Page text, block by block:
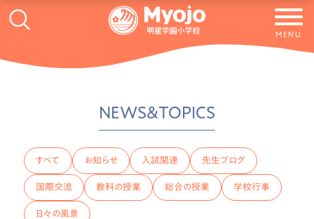
MENU
NEWS&TOPICS
すべて お知らせ 入試関連 先生ブログ
国際交流 教科の授業 総合の授業 学校行事
日々の風景